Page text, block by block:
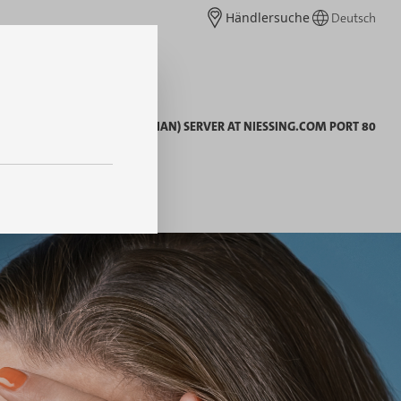
Händlersuche Deutsch
APACHE/2.4.62 (DEBIAN) SERVER AT NIESSING.COM PORT 80